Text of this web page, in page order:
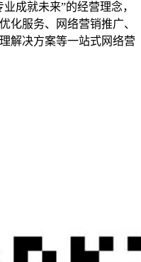
成就未来”的经营理念，
化服务、网络营销推广、
解决方案等一站式网络营